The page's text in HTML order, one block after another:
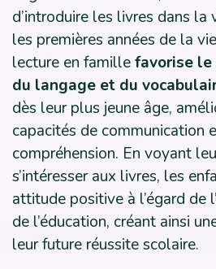
d’introduire les livres dans la
les premières années de la
lecture en famillefavorise
du langage et du
dès leur plus jeune âge,
capacités de communication
compréhension. En voyant
s’intéresser aux livres, les
attitude positive à l’égard de
de l’éducation, créant ainsi
leur future réussite scolaire.